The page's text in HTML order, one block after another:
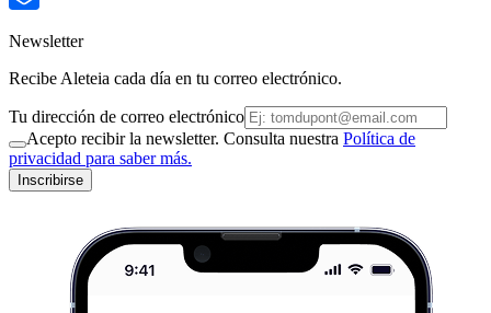
Newsletter
Recibe Aleteia cada día en tu correo electrónico.
Tu dirección de correo electrónico
Acepto recibir la newsletter. Consulta nuestra Política de
privacidad para saber más.
Inscribirse